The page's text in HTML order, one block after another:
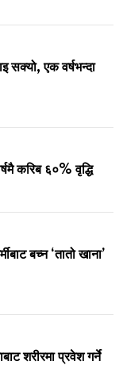
सक्यो, एक वर्षभन्दा
करिब ६०% वृद्धि
बच्न ‘तातो खाना’
शरीरमा प्रवेश गर्ने